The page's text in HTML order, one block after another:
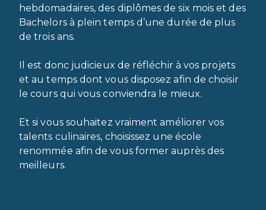
hebdomadaires, des diplômes de six mois et des
Bachelors à plein temps d’une durée de plus
de trois ans.
Il est donc judicieux de réfléchir à vos projets
et au temps dont vous disposez afin de choisir
le cours qui vous conviendra le mieux.
Et si vous souhaitez vraiment améliorer vos
talents culinaires, choisissez une école
renommée afin de vous former auprès des
meilleurs.